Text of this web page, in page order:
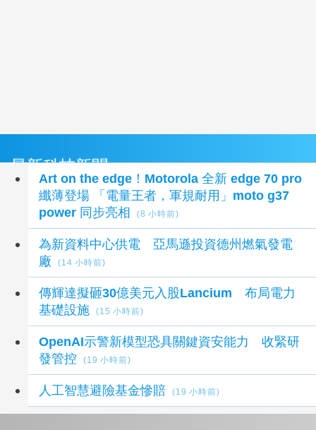
最新科技新聞
Art on the edge！Motorola 全新 edge 70 pro
纖薄登場 「電量王者，軍規耐用」moto g37
power 同步亮相
(8 小時前)
為新資料中心供電 亞馬遜投資德州燃氣發電
廠
(14 小時前)
傳輝達擬砸30億美元入股Lancium 布局電力
基礎設施
(15 小時前)
OpenAI示警新模型恐具關鍵資安能力 收緊研
發管控
(19 小時前)
人工智慧避險基金慘賠 (19 小時前)